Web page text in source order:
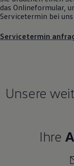
das Onlineformular,
Servicetermin bei
Servicetermin
Unsere
Ihre